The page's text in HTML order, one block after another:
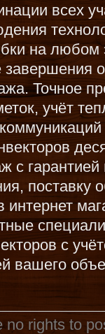
всех
на любом
Точное
учёт
с
поставку
с
вашего
no rights to